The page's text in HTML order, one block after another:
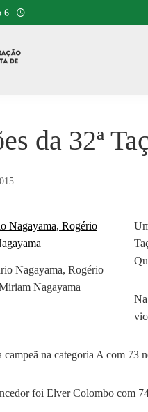
6
da 32ª
Nagayama, Rogério
Nagayama
na categoria A com 73
foi Elver Colombo com